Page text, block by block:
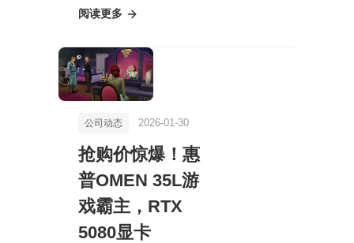
无需DLSS！揭秘韩国3A
力
阅读更多
公司动态 2026-01-30
抢购价惊爆！惠
普OMEN 35L游
戏霸主，RTX
5080显卡